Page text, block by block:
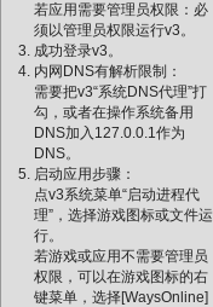
若应用需要管理员权限：必
须以管理员权限运行v3。
成功登录v3。
内网DNS有解析限制：
需要把v3“系统DNS代理”打
勾，或者在操作系统备用
DNS加入127.0.0.1作为
DNS。
启动应用步骤：
点v3系统菜单“启动进程代
理”，选择游戏图标或文件运
行。
若游戏或应用不需要管理员
权限，可以在游戏图标的右
键菜单，选择[WaysOnline]